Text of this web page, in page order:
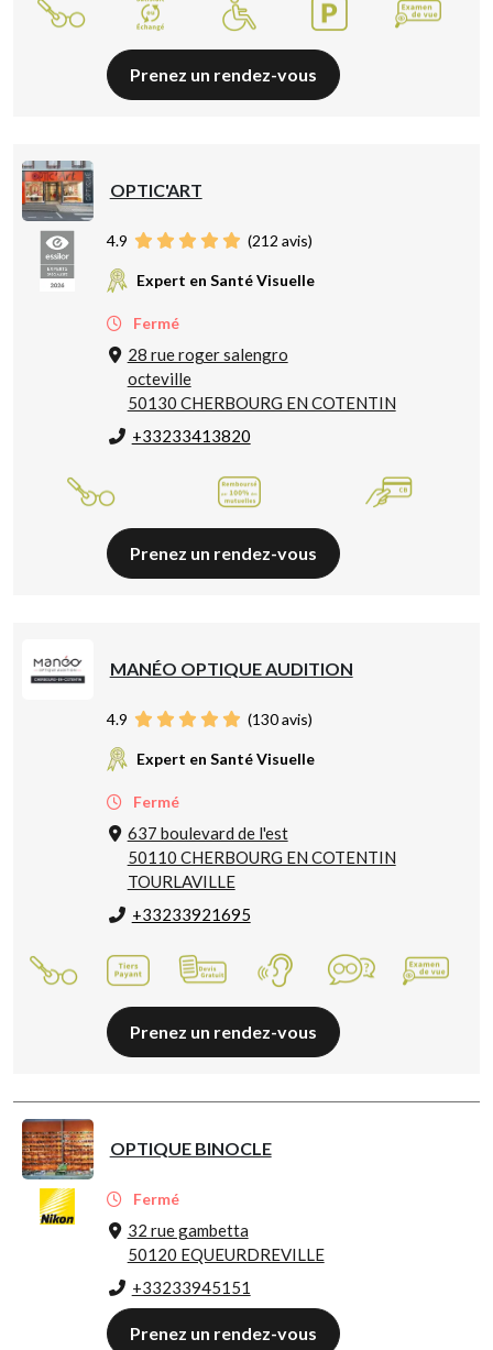
Prenez un rendez-vous
OPTIC'ART
4.9 (212 avis)
Expert en Santé Visuelle
Fermé
28 rue roger salengro
octeville
50130 CHERBOURG EN COTENTIN
+33233413820
Prenez un rendez-vous
MANÉO OPTIQUE AUDITION
4.9 (130avis)
Expert en Santé Visuelle
Fermé
637 boulevard de l'est
50110 CHERBOURG EN COTENTIN
TOURLAVILLE
+33233921695
Prenez un rendez-vous
OPTIQUE BINOCLE
Fermé
32 rue gambetta
50120 EQUEURDREVILLE
+33233945151
Prenez un rendez-vous